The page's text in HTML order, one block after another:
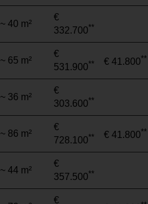
~ 40 m²
€
332.700**
~ 65 m²
€
531.900** € 41.800**
~ 36 m²
€
303.600**
~ 86 m²
€
728.100** € 41.800**
~ 44 m²
€
357.500**
€